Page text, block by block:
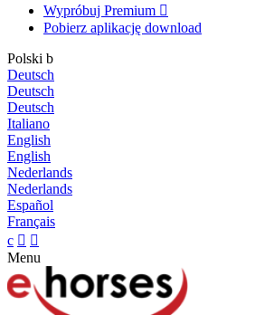
Wypróbuj Premium 
Pobierz aplikację download
Polski b
Deutsch
Deutsch
Deutsch
Italiano
English
English
Nederlands
Nederlands
Español
Français
c  
Menu